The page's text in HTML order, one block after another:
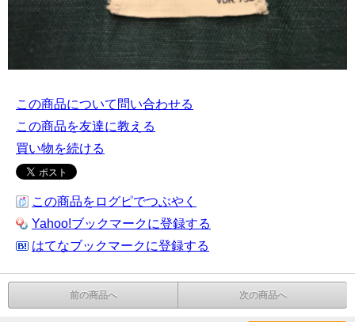
この商品について問い合わせる
この商品を友達に教える
買い物を続ける
この商品をログピでつぶやく
Yahoo!ブックマークに登録する
はてなブックマークに登録する
前の商品へ 次の商品へ